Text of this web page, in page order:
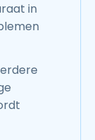
in